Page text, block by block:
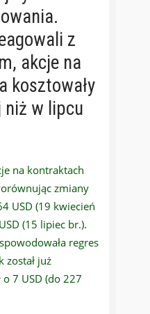
z
akcje na
kosztowały
niż w lipcu
na kontraktach
zmiany
USD (19 kwiecień
(15 lipiec br.).
regres
został już
7 USD (do 227